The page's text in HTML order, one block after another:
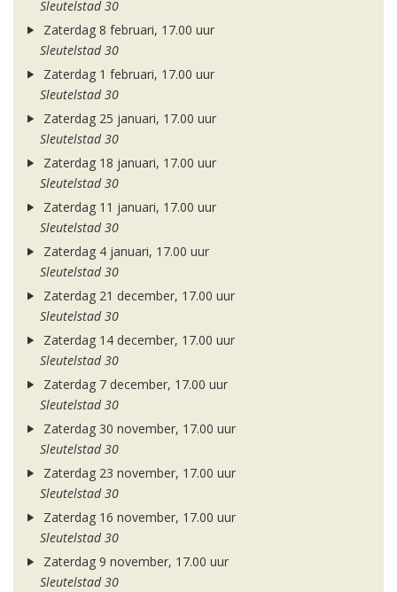
Sleutelstad 30
Zaterdag 8 februari, 17.00 uur
Sleutelstad 30
Zaterdag 1 februari, 17.00 uur
Sleutelstad 30
Zaterdag 25 januari, 17.00 uur
Sleutelstad 30
Zaterdag 18 januari, 17.00 uur
Sleutelstad 30
Zaterdag 11 januari, 17.00 uur
Sleutelstad 30
Zaterdag 4 januari, 17.00 uur
Sleutelstad 30
Zaterdag 21 december, 17.00 uur
Sleutelstad 30
Zaterdag 14 december, 17.00 uur
Sleutelstad 30
Zaterdag 7 december, 17.00 uur
Sleutelstad 30
Zaterdag 30 november, 17.00 uur
Sleutelstad 30
Zaterdag 23 november, 17.00 uur
Sleutelstad 30
Zaterdag 16 november, 17.00 uur
Sleutelstad 30
Zaterdag 9 november, 17.00 uur
Sleutelstad 30